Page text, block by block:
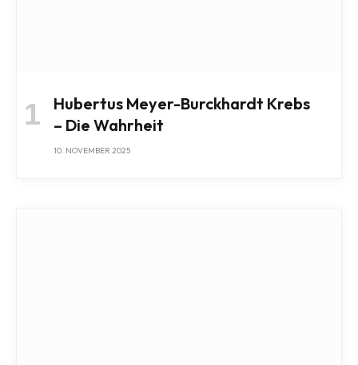
Hubertus Meyer-Burckhardt Krebs
– Die Wahrheit
10. NOVEMBER 2025